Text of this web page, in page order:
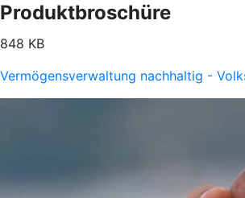
Produktbroschüre
848 KB
Vermögensverwaltung nachhaltig -